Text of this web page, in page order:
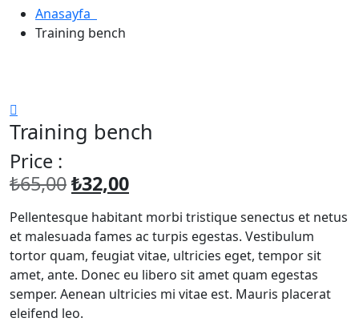
Anasayfa
Training bench
Training bench
Price :
₺65,00Orijinal
₺65,00.
₺32,00Şu
fiyat:
₺32,00.
Pellentesque habitant morbi tristique senectus et netus
et malesuada fames ac turpis egestas. Vestibulum
tortor quam, feugiat vitae, ultricies eget, tempor sit
amet, ante. Donec eu libero sit amet quam egestas
semper. Aenean ultricies mi vitae est. Mauris placerat
eleifend leo.